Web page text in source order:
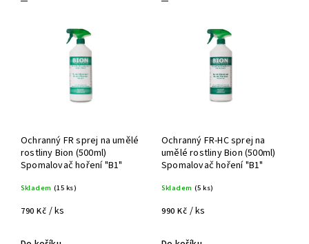
Ochranný FR sprej na umělé
rostliny Bion (500ml)
Spomalovač hoření "B1"
Skladem (15 ks)
790 Kč / ks
Ochranný FR-HC sprej na
umělé rostliny Bion (500ml)
Spomalovač hoření "B1"
Skladem (5 ks)
990 Kč / ks